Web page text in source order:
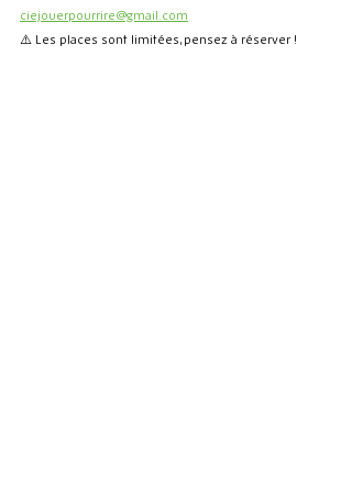
ciejouerpourrire@gmail.com
⚠️ Les places sont limitées, pensez à réserver !